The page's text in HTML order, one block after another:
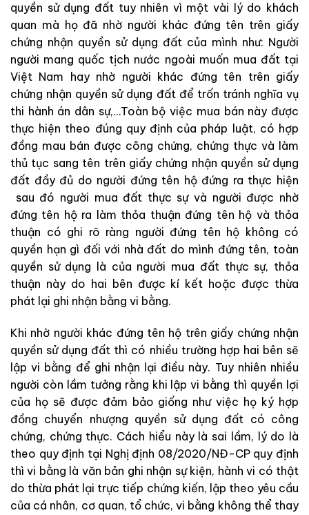
quyền sử dụng đất tuy nhiên vì một vài lý do khách
quan mà họ đã nhờ người khác đứng tên trên giấy
chứng nhận quyền sử dụng đất của mình như: Người
người mang quốc tịch nước ngoài muốn mua đất tại
Việt Nam hay nhờ người khác đứng tên trên giấy
chứng nhận quyền sử dụng đất để trốn tránh nghĩa vụ
thi hành án dân sự,…Toàn bộ việc mua bán này được
thực hiện theo đúng quy định của pháp luật, có hợp
đồng mau bán được công chứng, chứng thực và làm
thủ tục sang tên trên giấy chứng nhận quyền sử dụng
đất đầy đủ do người đứng tên hộ đứng ra thực hiện
sau đó người mua đất thực sự và người được nhờ
đứng tên hộ ra làm thỏa thuận đứng tên hộ và thỏa
thuận có ghi rõ ràng người đứng tên hộ không có
quyền hạn gì đối với nhà đất do mình đứng tên, toàn
quyền sử dụng là của người mua đất thực sự, thỏa
thuận này do hai bên được kí kết hoặc được thừa
phát lại ghi nhận bằng vi bằng.
Khi nhờ người khác đứng tên hộ trên giấy chứng nhận
quyền sử dụng đất thì có nhiều trường hợp hai bên sẽ
lập vi bằng để ghi nhận lại điều này. Tuy nhiên nhiều
người còn lầm tưởng rằng khi lập vi bằng thì quyền lợi
của họ sẽ được đảm bảo giống như việc họ ký hợp
đồng chuyển nhượng quyền sử dụng đất có công
chứng, chứng thực. Cách hiểu này là sai lầm, lý do là
theo quy định tại Nghị định 08/2020/NĐ-CP quy định
thì vi bằng là văn bản ghi nhận sự kiện, hành vi có thật
do thừa phát lại trực tiếp chứng kiến, lập theo yêu cầu
của cá nhân, cơ quan, tổ chức, vi bằng không thể thay